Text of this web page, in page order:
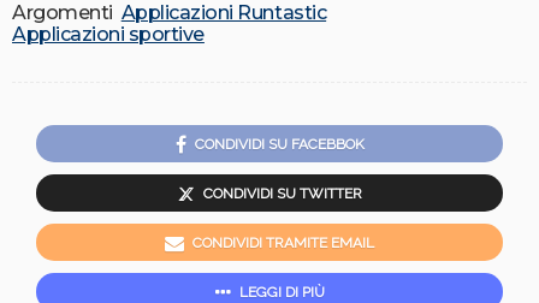
Argomenti Applicazioni Runtastic
Applicazioni sportive
CONDIVIDI SU FACEBBOK
CONDIVIDI SU TWITTER
CONDIVIDI TRAMITE EMAIL
LEGGI DI PIÙ